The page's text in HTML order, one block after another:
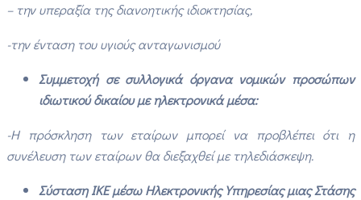
– την υπεραξία της διανοητικής ιδιοκτησίας,
-την ένταση του υγιούς ανταγωνισμού
Συμμετοχή σε συλλογικά όργανα νομικών προσώπων
ιδιωτικού δικαίου με ηλεκτρονικά μέσα:
-Η πρόσκληση των εταίρων μπορεί να προβλέπει ότι η
συνέλευση των εταίρων θα διεξαχθεί με τηλεδιάσκεψη.
Σύσταση ΙΚΕ μέσω Ηλεκτρονικής Υπηρεσίας μιας Στάσης